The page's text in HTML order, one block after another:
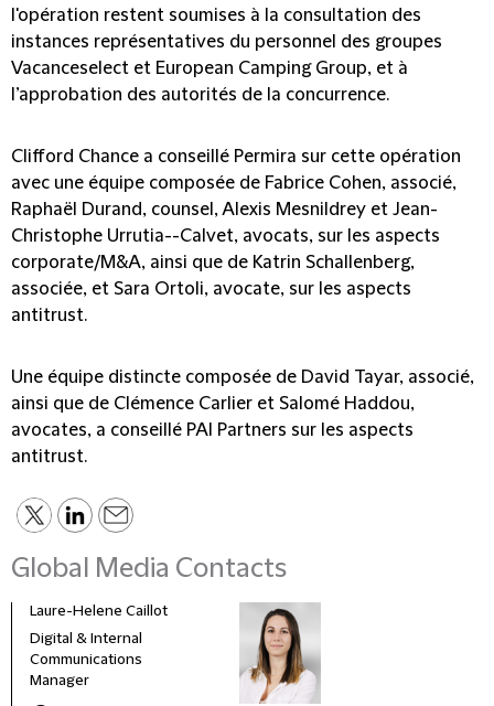
l'opération restent soumises à la consultation des
instances représentatives du personnel des groupes
Vacanceselect et European Camping Group, et à
l’approbation des autorités de la concurrence.
Clifford Chance a conseillé Permira sur cette opération
avec une équipe composée de Fabrice Cohen, associé,
Raphaël Durand, counsel, Alexis Mesnildrey et Jean-
Christophe Urrutia--Calvet, avocats, sur les aspects
corporate/M&A, ainsi que de Katrin Schallenberg,
associée, et Sara Ortoli, avocate, sur les aspects
antitrust.
Une équipe distincte composée de David Tayar, associé,
ainsi que de Clémence Carlier et Salomé Haddou,
avocates, a conseillé PAI Partners sur les aspects
antitrust.
Global Media Contacts
Laure-Helene Caillot
Digital & Internal
Communications
Manager